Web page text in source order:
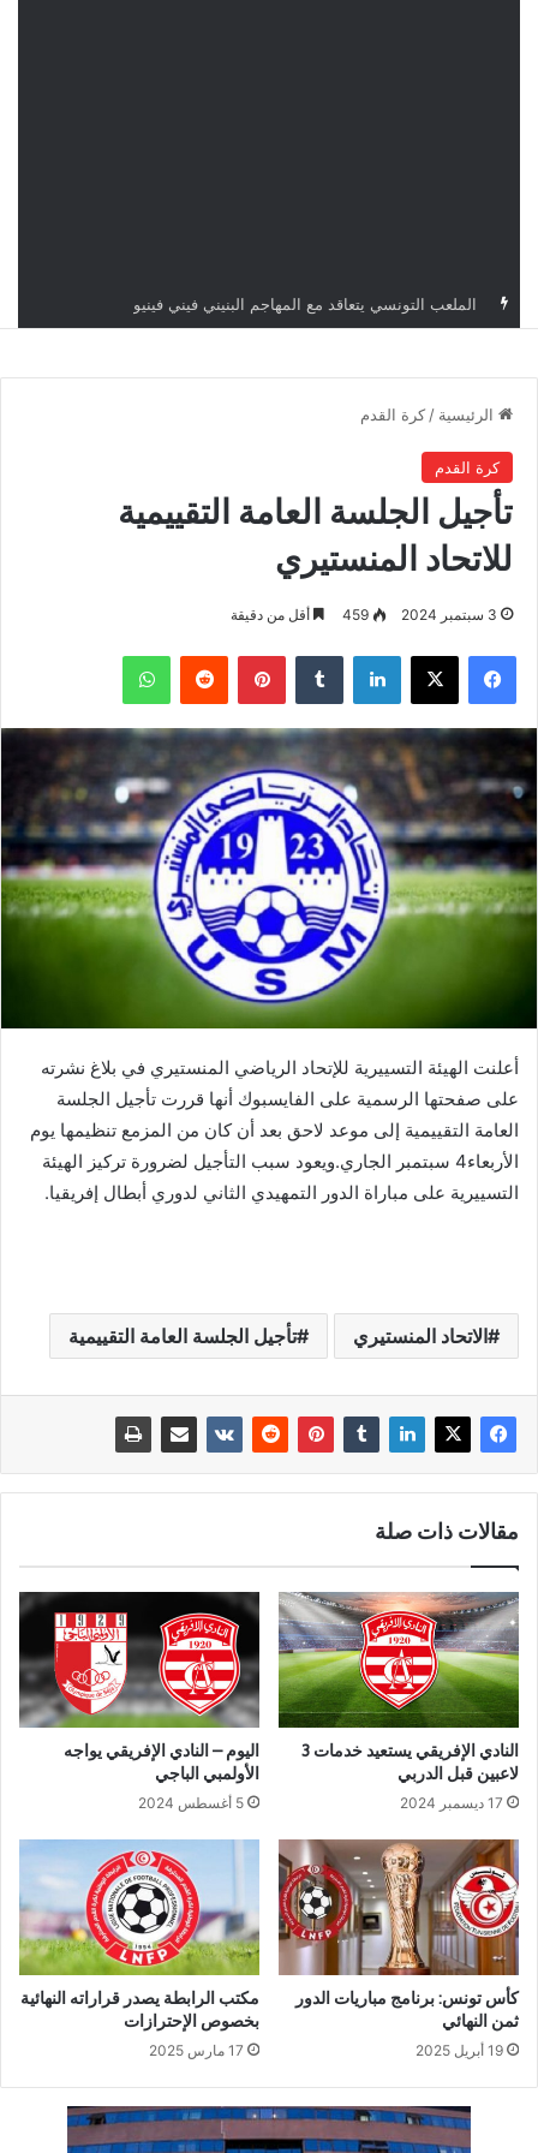
الملعب التونسي يتعاقد مع المهاجم البنيني فيني فينيو
الرئيسية / كرة القدم
كرة القدم
تأجيل الجلسة العامة التقييمية
للاتحاد المنستيري
3 سبتمبر 2024 459 أقل من دقيقة
فيسبوك ‫X لينكدإن بينتيريست واتساب
أعلنت الهيئة التسييرية للإتحاد الرياضي المنستيري في بلاغ نشرته
على صفحتها الرسمية على الفايسبوك أنها قررت تأجيل الجلسة
العامة التقييمية إلى موعد لاحق بعد أن كان من المزمع تنظيمها يوم
الأربعاء4 سبتمبر الجاري.ويعود سبب التأجيل لضرورة تركيز الهيئة
التسييرية على مباراة الدور التمهيدي الثاني لدوري أبطال إفريقيا.
الاتحاد المنستيري تأجيل الجلسة العامة التقييمية
مقالات ذات صلة
النادي الإفريقي يستعيد خدمات 3
لاعبين قبل الدربي
17 ديسمبر 2024
اليوم – النادي الإفريقي يواجه
الأولمبي الباجي
5 أغسطس 2024
كأس تونس: برنامج مباريات الدور
ثمن النهائي
19 أبريل 2025
مكتب الرابطة يصدر قراراته النهائية
بخصوص الإحترازات
17 مارس 2025